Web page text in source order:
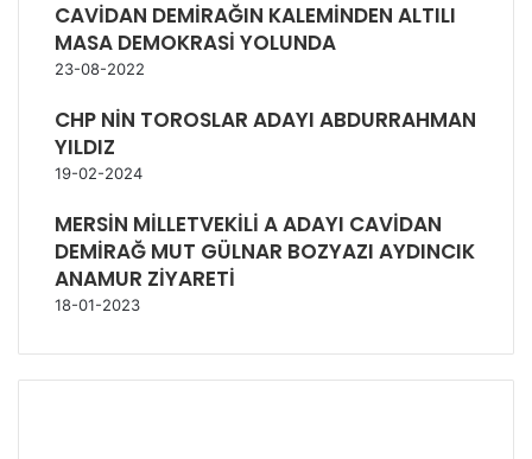
CAVİDAN DEMİRAĞIN KALEMİNDEN ALTILI
MASA DEMOKRASİ YOLUNDA
23-08-2022
CHP NİN TOROSLAR ADAYI ABDURRAHMAN
YILDIZ
19-02-2024
MERSİN MİLLETVEKİLİ A ADAYI CAVİDAN
DEMİRAĞ MUT GÜLNAR BOZYAZI AYDINCIK
ANAMUR ZİYARETİ
18-01-2023